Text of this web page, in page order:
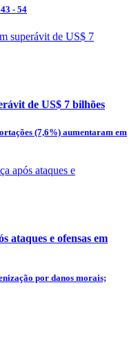
- 54
de US$ 7 bilhões
(7,6%) aumentaram em
ataques e ofensas em
por danos morais;